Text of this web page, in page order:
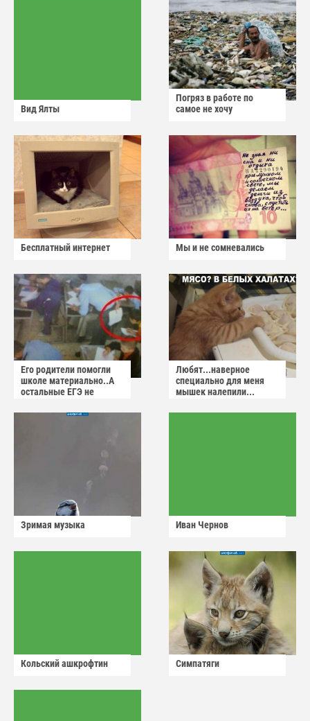
Вид Ялты
Погряз в работе по
самое не хочу
Бесплатный интернет Мы и не сомневались
Его родители помогли
школе материально..А
остальные ЕГЭ не
Любят...наверное
специально для меня
мышек налепили...
Зримая музыка Иван Чернов
Кольский ашкрофтин Симпатяги